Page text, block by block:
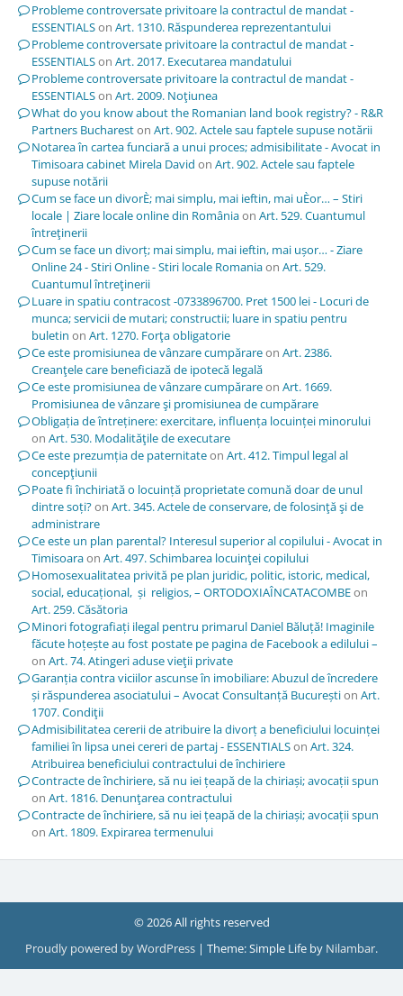
Probleme controversate privitoare la contractul de mandat -
ESSENTIALSon Art. 1310. Răspunderea reprezentantului
Probleme controversate privitoare la contractul de mandat -
ESSENTIALSon Art. 2017. Executarea mandatului
Probleme controversate privitoare la contractul de mandat -
ESSENTIALSon Art. 2009. Noţiunea
What do you know about the Romanian land book registry? - R&R
Partners Buchareston Art. 902. Actele sau faptele supuse notării
Notarea în cartea funciară a unui proces; admisibilitate - Avocat in
Timisoara cabinet Mirela David on Art. 902. Actele sau faptele
supuse notării
Cum se face un divorÈ; mai simplu, mai ieftin, mai uÈor… – Stiri
locale | Ziare locale online din Româniaon Art. 529. Cuantumul
întreţinerii
Cum se face un divorț; mai simplu, mai ieftin, mai ușor… - Ziare
Online 24 - Stiri Online - Stiri locale Romaniaon Art. 529.
Cuantumul întreţinerii
Luare in spatiu contracost -0733896700. Pret 1500 lei - Locuri de
munca; servicii de mutari; constructii; luare in spatiu pentru
buletin on Art. 1270. Forţa obligatorie
Ce este promisiunea de vânzare cumpărareon Art. 2386.
Creanţele care beneficiază de ipotecă legală
Ce este promisiunea de vânzare cumpărareon Art. 1669.
Promisiunea de vânzare şi promisiunea de cumpărare
Obligația de întreținere: exercitare, influența locuinței minorului
on Art. 530. Modalităţile de executare
Ce este prezumția de paternitateon Art. 412. Timpul legal al
concepţiunii
Poate fi închiriată o locuință proprietate comună doar de unul
dintre soți?on Art. 345. Actele de conservare, de folosinţă şi de
administrare
Ce este un plan parental? Interesul superior al copilului - Avocat in
Timisoaraon Art. 497. Schimbarea locuinţei copilului
Homosexualitatea privită pe plan juridic, politic, istoric, medical,
social, educațional, și religios, – ORTODOXIAÎNCATACOMBEon
Art. 259. Căsătoria
Minori fotografiați ilegal pentru primarul Daniel Băluță! Imaginile
făcute hoțește au fost postate pe pagina de Facebook a edilului –
on Art. 74. Atingeri aduse vieţii private
Garanția contra viciilor ascunse în imobiliare: Abuzul de încredere
și răspunderea asociatului – Avocat Consultanță Bucureștion Art.
1707. Condiţii
Admisibilitatea cererii de atribuire la divorț a beneficiului locuinței
familiei în lipsa unei cereri de partaj - ESSENTIALSon Art. 324.
Atribuirea beneficiului contractului de închiriere
Contracte de închiriere, să nu iei țeapă de la chiriași; avocații spun
on Art. 1816. Denunţarea contractului
Contracte de închiriere, să nu iei țeapă de la chiriași; avocații spun
on Art. 1809. Expirarea termenului
© 2026 All rights reserved
Proudly powered by WordPress | Theme: Simple Life by Nilambar.